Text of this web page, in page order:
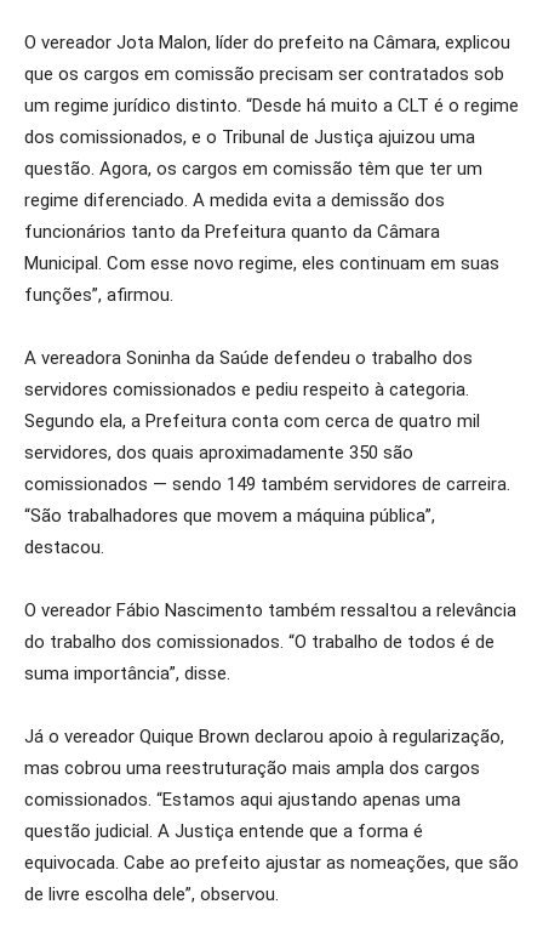
O vereador Jota Malon, líder do prefeito na Câmara, explicou
que os cargos em comissão precisam ser contratados sob
um regime jurídico distinto. “Desde há muito a CLT é o regime
dos comissionados, e o Tribunal de Justiça ajuizou uma
questão. Agora, os cargos em comissão têm que ter um
regime diferenciado. A medida evita a demissão dos
funcionários tanto da Prefeitura quanto da Câmara
Municipal. Com esse novo regime, eles continuam em suas
funções”, afirmou.
A vereadora Soninha da Saúde defendeu o trabalho dos
servidores comissionados e pediu respeito à categoria.
Segundo ela, a Prefeitura conta com cerca de quatro mil
servidores, dos quais aproximadamente 350 são
comissionados — sendo 149 também servidores de carreira.
“São trabalhadores que movem a máquina pública”,
destacou.
O vereador Fábio Nascimento também ressaltou a relevância
do trabalho dos comissionados. “O trabalho de todos é de
suma importância”, disse.
Já o vereador Quique Brown declarou apoio à regularização,
mas cobrou uma reestruturação mais ampla dos cargos
comissionados. “Estamos aqui ajustando apenas uma
questão judicial. A Justiça entende que a forma é
equivocada. Cabe ao prefeito ajustar as nomeações, que são
de livre escolha dele”, observou.